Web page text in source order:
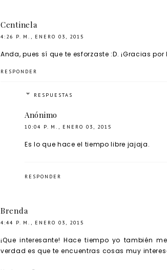
Centinela
4:26 P. M., ENERO 03, 2015
Anda, pues sí que te esforzaste :D. ¡Gracias
RESPONDER
RESPUESTAS
Anónimo
10:04 P. M., ENERO 03, 2015
Es lo que hace el tiempo libre jajaja.
RESPONDER
Brenda
4:44 P. M., ENERO 03, 2015
¡Que interesante! Hace tiempo yo también
verdad es que te encuentras cosas muy